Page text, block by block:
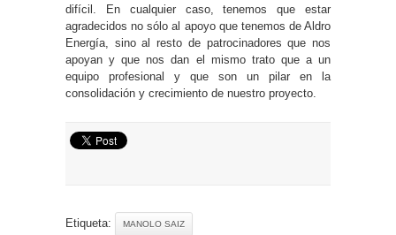
difícil. En cualquier caso, tenemos que estar
agradecidos no sólo al apoyo que tenemos de Aldro
Energía, sino al resto de patrocinadores que nos
apoyan y que nos dan el mismo trato que a un
equipo profesional y que son un pilar en la
consolidación y crecimiento de nuestro proyecto.
Etiqueta: MANOLO SAIZ